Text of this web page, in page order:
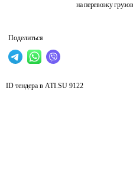
на перевозку
Поделиться
ID тендера в ATI.SU 9122